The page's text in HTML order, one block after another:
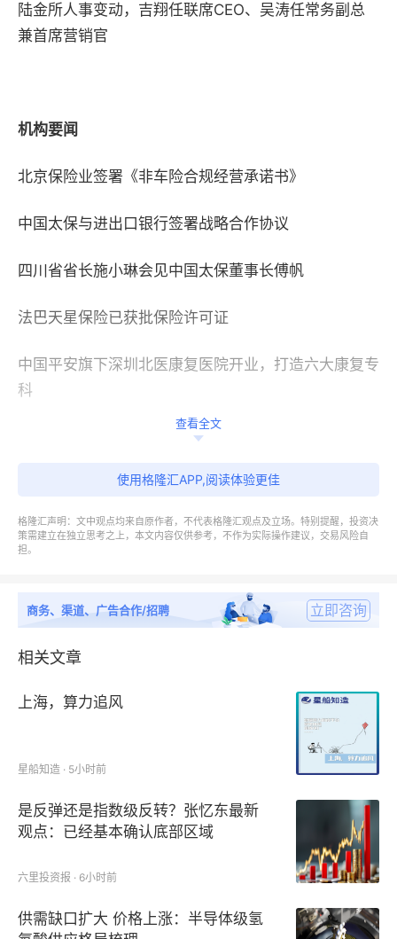
陆金所人事变动，吉翔任联席CEO、吴涛任常务副总
兼首席营销官
机构要闻
北京保险业签署《非车险合规经营承诺书》
中国太保与进出口银行签署战略合作协议
四川省省长施小琳会见中国太保董事长傅帆
法巴天星保险已获批保险许可证
中国平安旗下深圳北医康复医院开业，打造六大康复专
科
平安人寿增持农业银行H股3.02亿港元，持股比例升至
18.14%
南向资金增持友邦保险H 51.84万股
和谐健康减持金风科技
亿元成立科技股权投资基金
业务动态
CAR—T疗法
查看全文
使用格隆汇APP,阅读体验更佳
格隆汇声明：文中观点均来自原作者，不代表格隆汇观点及立场。特别提醒，投资决
策需建立在独立思考之上，本文内容仅供参考，不作为实际操作建议，交易风险自
担。
商务、渠道、广告合作/招聘 立即咨询
相关文章
上海，算力追风
星船知造 · 5小时前
是反弹还是指数级反转？张忆东最新
观点：已经基本确认底部区域
六里投资报 · 6小时前
供需缺口扩大 价格上涨：半导体级氢